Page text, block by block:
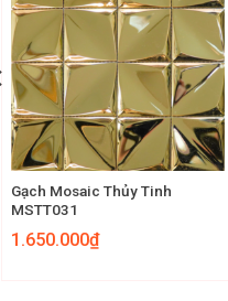
Gạch Mosaic Thủy Tinh
MSTT031
1.650.000₫